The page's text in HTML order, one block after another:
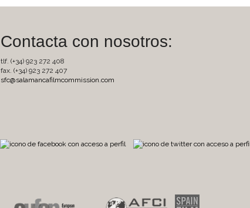
Contacta con nosotros:
tlf. (+34) 923 272 408
fax. (+34) 923 272 407
sfc@salamancafilmcommission.com